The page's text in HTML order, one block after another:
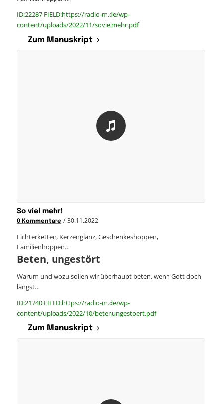
ID:22287 FIELD:https://radio-m.de/wp-
content/uploads/2022/11/sovielmehr.pdf
Zum Manuskript
So viel mehr!
0 Kommentare / 30.11.2022
Lichterketten, Kerzenglanz, Geschenkeshoppen,
Familienhoppen…
Beten, ungestört
Warum und wozu sollen wir überhaupt beten, wenn Gott doch
längst…
ID:21740 FIELD:https://radio-m.de/wp-
content/uploads/2022/10/betenungestoert.pdf
Zum Manuskript